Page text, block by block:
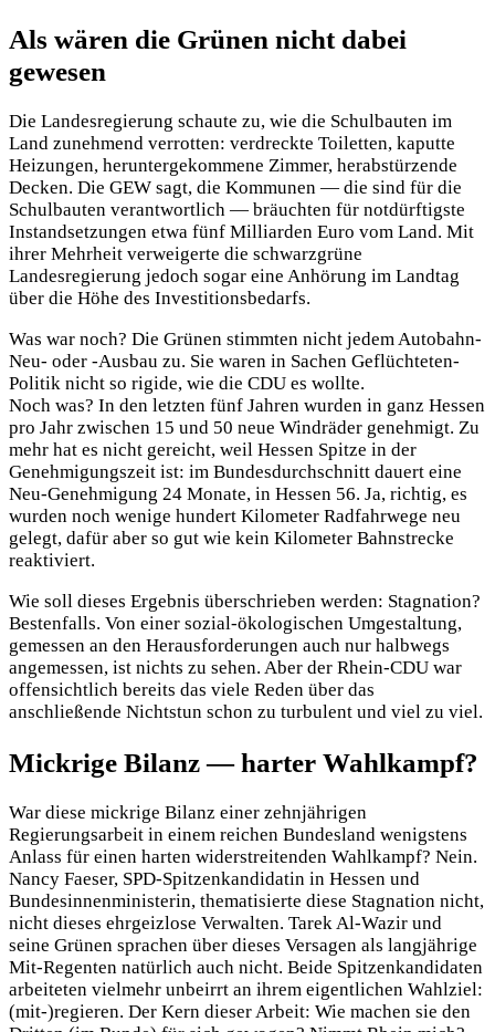
Als wären die Grünen nicht dabei
gewesen
Die Landesregierung schaute zu, wie die Schulbauten im
Land zunehmend verrotten: verdreckte Toiletten, kaputte
Heizungen, heruntergekommene Zimmer, herabstürzende
Decken. Die GEW sagt, die Kommunen — die sind für die
Schulbauten verantwortlich — bräuchten für notdürftigste
Instandsetzungen etwa fünf Milliarden Euro vom Land. Mit
ihrer Mehrheit verweigerte die schwarzgrüne
Landesregierung jedoch sogar eine Anhörung im Landtag
über die Höhe des Investitionsbedarfs.
Was war noch? Die Grünen stimmten nicht jedem Autobahn-
Neu- oder -Ausbau zu. Sie waren in Sachen Geflüchteten-
Politik nicht so rigide, wie die CDU es wollte.
Noch was? In den letzten fünf Jahren wurden in ganz Hessen
pro Jahr zwischen 15 und 50 neue Windräder genehmigt. Zu
mehr hat es nicht gereicht, weil Hessen Spitze in der
Genehmigungszeit ist: im Bundesdurchschnitt dauert eine
Neu-Genehmigung 24 Monate, in Hessen 56. Ja, richtig, es
wurden noch wenige hundert Kilometer Radfahrwege neu
gelegt, dafür aber so gut wie kein Kilometer Bahnstrecke
reaktiviert.
Wie soll dieses Ergebnis überschrieben werden: Stagnation?
Bestenfalls. Von einer sozial-ökologischen Umgestaltung,
gemessen an den Herausforderungen auch nur halbwegs
angemessen, ist nichts zu sehen. Aber der Rhein-CDU war
offensichtlich bereits das viele Reden über das
anschließende Nichtstun schon zu turbulent und viel zu viel.
Mickrige Bilanz — harter Wahlkampf?
War diese mickrige Bilanz einer zehnjährigen
Regierungsarbeit in einem reichen Bundesland wenigstens
Anlass für einen harten widerstreitenden Wahlkampf? Nein.
Nancy Faeser, SPD-Spitzenkandidatin in Hessen und
Bundesinnenministerin, thematisierte diese Stagnation nicht,
nicht dieses ehrgeizlose Verwalten. Tarek Al-Wazir und
seine Grünen sprachen über dieses Versagen als langjährige
Mit-Regenten natürlich auch nicht. Beide Spitzenkandidaten
arbeiteten vielmehr unbeirrt an ihrem eigentlichen Wahlziel:
(mit-)regieren. Der Kern dieser Arbeit: Wie machen sie den